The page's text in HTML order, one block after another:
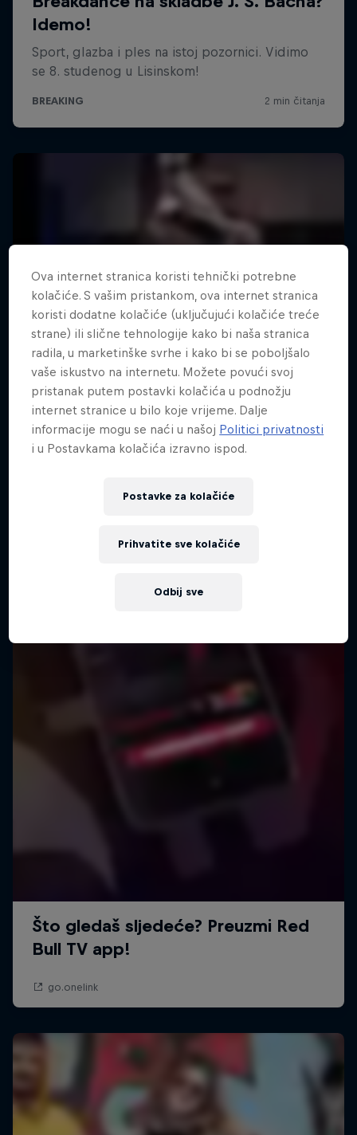
Ova internet stranica koristi tehnički potrebne
kolačiće. S vašim pristankom, ova internet stranica
koristi dodatne kolačiće (uključujući kolačiće treće
strane) ili slične tehnologije kako bi naša stranica
radila, u marketinške svrhe i kako bi se poboljšalo
vaše iskustvo na internetu. Možete povući svoj
pristanak putem postavki kolačića u podnožju
internet stranice u bilo koje vrijeme. Dalje
informacije mogu se naći u našoj Politici privatnosti
i u Postavkama kolačića izravno ispod.
Postavke za kolačiće
Odbij sve
Prihvatite sve kolačiće